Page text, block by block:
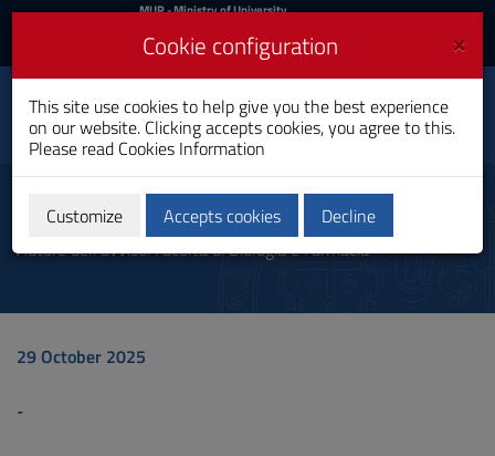
Skip
Content
to
Go
Footer
MIUR
Login
MUR- Ministry of University
Login UniCA News
Toggle
navigation
University of
Cagliari
Communication
Autore dell'avviso: Facoltà di Biologia e Farmacia
29 October 2025
-
×
Cookie configuration
This site use cookies to help give you the best experience
on our website. Clicking accepts cookies, you agree to this.
Please read Cookies Information
Customize Accepts cookies Decline